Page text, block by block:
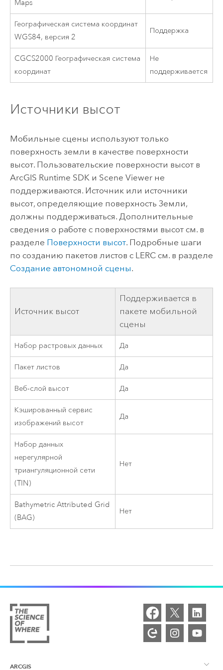
Maps
Географическая система координат
WGS84, версия 2
Поддержка
CGCS2000 Географическая система
координат
Не
поддерживается
Источники высот
Мобильные сцены используют только
поверхность земли в качестве поверхности
высот. Пользовательские поверхности высот в
ArcGIS Runtime SDK и Scene Viewerне
поддерживаются. Источник или источники
высот, определяющие поверхность Земли,
должны поддерживаться. Дополнительные
сведения о работе с поверхностями высот см. в
разделе Поверхности высот. Подробные шаги
по созданию пакетов листов с LERC см. в разделе
Создание автономной сцены.
Источник высот
Поддерживается в
пакете мобильной
сцены
Набор растровых данных Да
Пакет листов Да
Веб-слой высот Да
Кэшированный сервис
изображений высот
Да
Набор данных
нерегулярной
триангуляционной сети
(TIN)
Нет
Bathymetric Attributed Grid
(BAG)
Нет
ARCGIS